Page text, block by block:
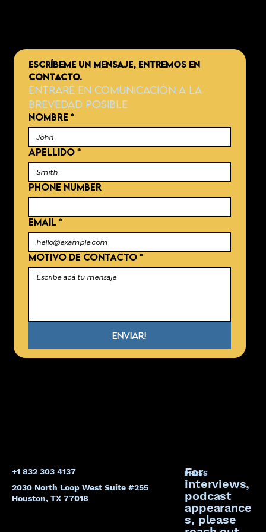
+1 832 303 4137
2030 North Loop West Suite #255
Houston, TX 77018
PRESS
For
interviews,
podcast
appearance
s, please
ESCRÍBEME UN MENSAJE, ENTREMOS EN
CONTACTO.
Entraré en comunicación a la
brevedad posible
NOMBRE *
APELLIDO *
Phone number
EMAIL *
MOTIVO DE CONTACTO *
Enviar!